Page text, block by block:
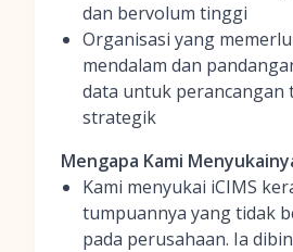
dan bervolum tinggi
Organisasi yang
mendalam dan
data untuk perancangan
strategik
Mengapa Kami
Kami menyukai iCIMS
tumpuannya yang tidak
pada perusahaan. Ia